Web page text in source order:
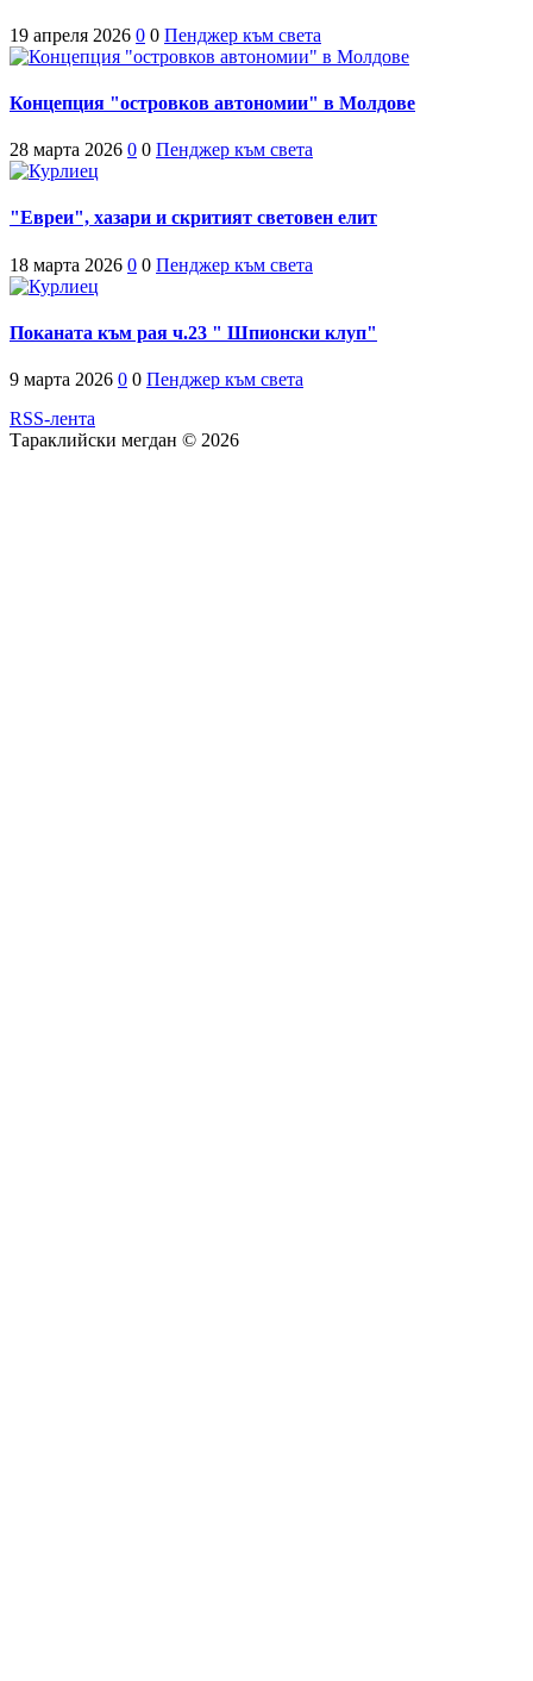
19 апреля 2026 0 0 Пенджер към света
Концепция "островков автономии" в Молдове
28 марта 2026 0 0 Пенджер към света
"Евреи", хазари и скритият световен елит
18 марта 2026 0 0 Пенджер към света
Поканата към рая ч.23 " Шпионски клуп"
9 марта 2026 0 0 Пенджер към света
RSS-лента
Тараклийски мегдан © 2026